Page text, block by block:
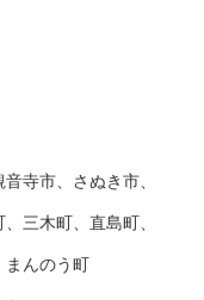
寺市、さぬき市、
三木町、直島町、
まんのう町